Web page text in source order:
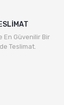
En Güvenilir Bir
Teslimat.